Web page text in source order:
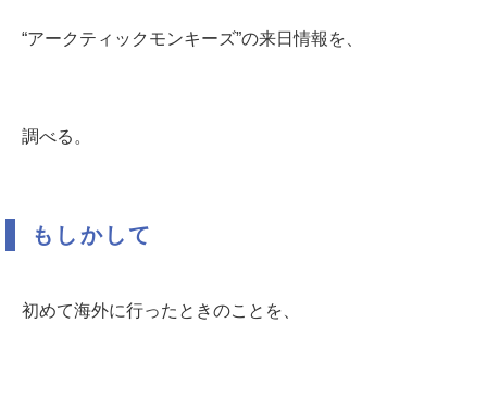
“アークティックモンキーズ”の来日情報を、
調べる。
もしかして
初めて海外に行ったときのことを、